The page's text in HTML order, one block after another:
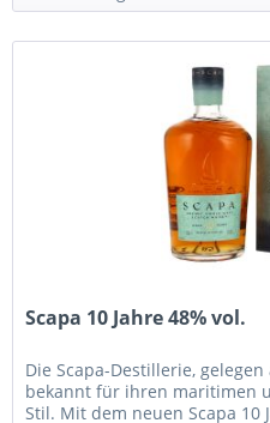
Scapa 10 Jahre 48% vol.
Die Scapa-Destillerie,
bekannt für ihren maritimen
Stil. Mit dem neuen Scapa